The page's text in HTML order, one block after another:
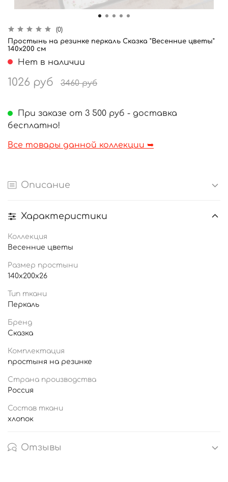
(0)
Простынь на резинке перкаль Сказка "Весенние цветы"
140x200 см
Нет в наличии
1026 руб 3460 руб
При заказе от 3 500 руб - доставка
бесплатно!
Все товары данной коллекции ➥
Описание
Характеристики
Коллекция
Весенние цветы
Размер простыни
140x200x26
Тип ткани
Перкаль
Бренд
Сказка
Комплектация
простыня на резинке
Страна производства
Россия
Состав ткани
хлопок
Отзывы